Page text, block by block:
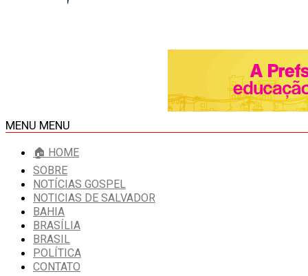
MENU MENU
🏠 HOME
SOBRE
NOTÍCIAS GOSPEL
NOTICIAS DE SALVADOR
BAHIA
BRASÍLIA
BRASIL
POLÍTICA
CONTATO